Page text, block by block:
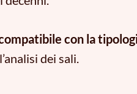
con la
dei sali.